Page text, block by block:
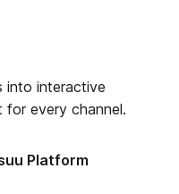
into interactive
every channel.
Platform